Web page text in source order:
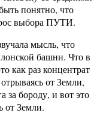
понятно, что
выбора ПУТИ.
мысль, что
башни. Что в
как раз концентрат
от Земли,
за бороду, и вот это
от Земли.